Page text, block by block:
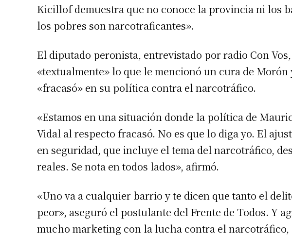
Kicillof demuestra que no conoce la provincia ni los
los pobres son narcotraficantes».
El diputado peronista, entrevistado por radio Con
«textualmente» lo que le mencionó un cura de
«fracasó» en su política contra el narcotráfico.
«Estamos en una situación donde la política de
Vidal al respecto fracasó. No es que lo diga yo. El
en seguridad, que incluye el tema del narcotráfico,
reales. Se nota en todos lados», afirmó.
«Uno va a cualquier barrio y te dicen que tanto el
peor», aseguró el postulante del Frente de Todos. Y
mucho marketing con la lucha contra el narcotráfico,